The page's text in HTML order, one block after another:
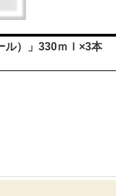
ル）」330ｍｌ×3本